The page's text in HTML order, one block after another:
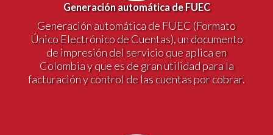
Generación automática de FUEC
Generación automática de FUEC (Formato
Único Electrónico de Cuentas), un documento
de impresión del servicio que aplica en
Colombia y que es de gran utilidad para la
facturación y control de las cuentas por cobrar.